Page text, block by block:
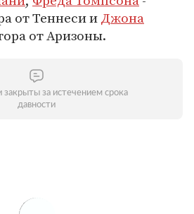
от Теннеси иДжона
от Аризоны.
закрыты за истечением срока
давности